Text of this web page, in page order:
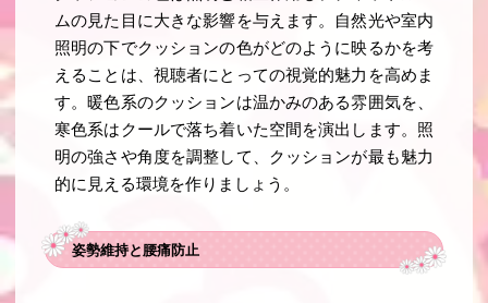
ムの見た目に大きな影響を与えます。自然光や室内
照明の下でクッションの色がどのように映るかを考
えることは、視聴者にとっての視覚的魅力を高めま
す。暖色系のクッションは温かみのある雰囲気を、
寒色系はクールで落ち着いた空間を演出します。照
明の強さや角度を調整して、クッションが最も魅力
的に見える環境を作りましょう。
姿勢維持と腰痛防止